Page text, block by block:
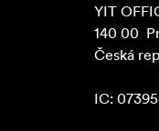
YIT
140 00
Česká
IC: